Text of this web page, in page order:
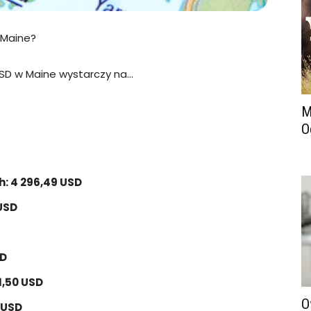
w Maine wystarczy na…
4 296,49 USD
USD